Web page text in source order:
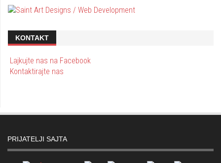
KONTAKT
Lajkujte nas na Facebook
Kontaktirajte nas
PRIJATELJI SAJTA